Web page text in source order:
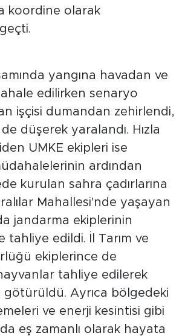
koordine olarak
yangına havadan ve
edilirken senaryo
işçisi dumandan zehirlendi,
düşerek yaralandı. Hızla
UMKE ekipleri ise
ardından
kurulan sahra çadırlarına
Mahallesi'nde yaşayan
jandarma ekiplerinin
tahliye edildi. İl Tarım ve
ekiplerince de
tahliye edilerek
götürüldü. Ayrıca bölgedeki
ve enerji kesintisi gibi
eş zamanlı olarak hayata